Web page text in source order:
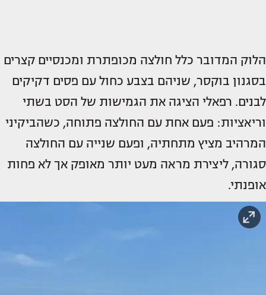
הלוק המדובר כלל חולצה מכופתרת ומכנסיים קצרים
בסגנון בוקסר, שניהם בצבע כחול עם פסים דקיקים
לבנים. רפאלי הציגה את הגמישות של הסט בשתי
וריאציות: פעם אחת עם החולצה פתוחה, כשהביקיני
המרהיב מציץ מתחתיה, ופעם שנייה עם החולצה
סגורה, ליצירת מראה מעט יותר מאופק אך לא פחות
אופנתי.